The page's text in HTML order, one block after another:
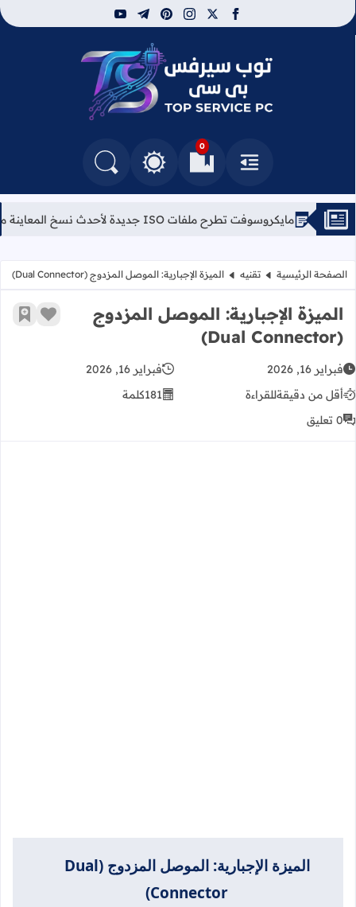
facebook
x
instagram
pinterest
telegram
youtube
توب سيرفس
القائمة
0
العلامات المرجعيةالتغيير بين الوضع النهاري والداكن
البحث في المدونة
مايكروسوفت تطرح ملفات ISO جديدة لأحدث نسخ المعاينة من ويندوز 11
الصفحة الرئيسية تقنيه الميزة الإجبارية: الموصل المزدوج (Dual Connector)
الميزة الإجبارية: الموصل المزدوج
(Dual Connector)
زر أضف
فبراير 16, 2026
فبراير 16, 2026
أقل من دقيقةللقراءة 181كلمة
0 تعليق
الميزة الإجبارية: الموصل المزدوج (Dual
Connector)